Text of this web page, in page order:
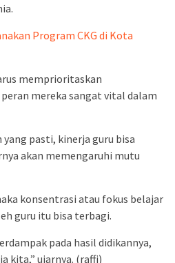
Program CKG di Kota
memprioritaskan
mereka sangat vital dalam
pasti, kinerja guru bisa
akan memengaruhi mutu
konsentrasi atau fokus belajar
guru itu bisa terbagi.
pada hasil didikannya,
kita,” ujarnya. (raffi)